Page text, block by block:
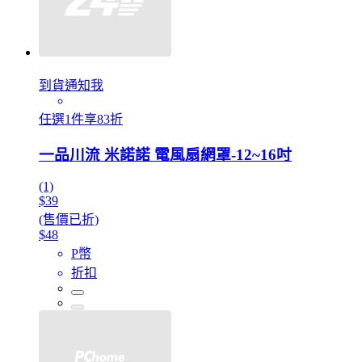
到貨通知我
任選1件享83折
一品川流 米諾諾 電風扇網罩-12~16吋
(1)
$39
(售價已折)
$48
P幣
折扣